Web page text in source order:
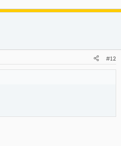
#12